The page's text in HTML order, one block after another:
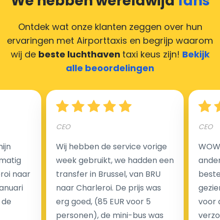
Deze situatie is vrij gebruikelijk in onze tijd van
creditcards. Geen probleem! U kunt ons heel blij
maken door uw feedback achter te laten en wij
zorgen ervoor dat uw chauffeur deze krijgt.
Hoeveel kost een luchthaven taxi transfer?
Een van de meest aantrekkelijke voordelen van
luchthaventaxi's is een vast tarief voor uw rit. In
tegenstelling tot traditionele taxi's met taxameter
brengen wij u geen extra kosten in rekening voor de
nachtrit.
We hebben geen ophaaltarief of extra kosten voor
Ontdek wat onze klanten zeggen over hun
ervaringen met Airporttaxis en begrijp waarom
wij de beste luchthaven taxi keus zijn! Bekijk
alle beoordelingen
naar
CEO
Wij hebben de service vorige
week gebruikt, we hadden een
transfer in Brussel, van BRU
naar Charleroi. De prijs was
erg goed, (85 EUR voor 5
personen), de mini-bus was
CEO
voor